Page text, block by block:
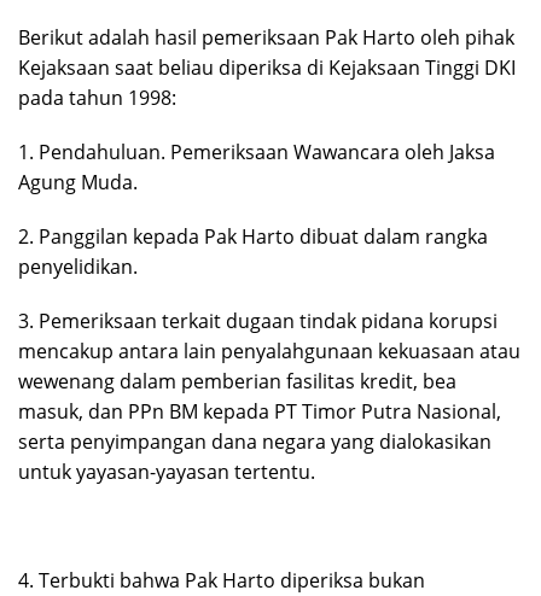
Berikut adalah hasil pemeriksaan Pak Harto oleh pihak
Kejaksaan saat beliau diperiksa di Kejaksaan Tinggi DKI
pada tahun 1998:
1. Pendahuluan. Pemeriksaan Wawancara oleh Jaksa
Agung Muda.
2. Panggilan kepada Pak Harto dibuat dalam rangka
penyelidikan.
3. Pemeriksaan terkait dugaan tindak pidana korupsi
mencakup antara lain penyalahgunaan kekuasaan atau
wewenang dalam pemberian fasilitas kredit, bea
masuk, dan PPn BM kepada PT Timor Putra Nasional,
serta penyimpangan dana negara yang dialokasikan
untuk yayasan-yayasan tertentu.
4. Terbukti bahwa Pak Harto diperiksa bukan